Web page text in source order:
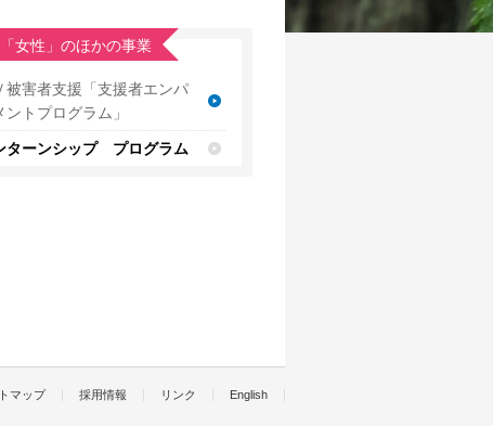
女性」のほかの事業
被害者支援「支援者エンパ
ントプログラム」
ターンシップ プログラム
マップ 採用情報 リンク English